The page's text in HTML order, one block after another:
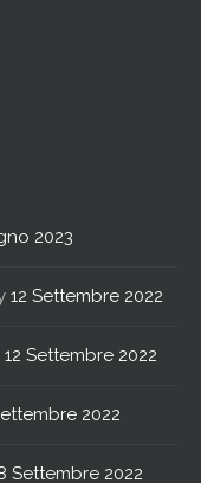
2023
12 Settembre 2022
12 Settembre 2022
2022
Settembre 2022